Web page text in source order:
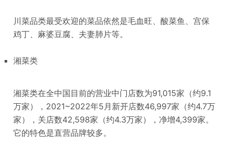
川菜品类最受欢迎的菜品依然是毛血旺、酸菜鱼、宫保
鸡丁、麻婆豆腐、夫妻肺片等。
湘菜类
湘菜类在全中国目前的营业中门店数为91,015家（约9.1
万家），2021~2022年5月新开店数46,997家（约4.7万
家），关店数42,598家（约4.3万家），净增4,399家。
它的特色是直营品牌较多。